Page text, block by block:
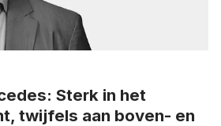
Sterk in het
twijfels aan boven- en